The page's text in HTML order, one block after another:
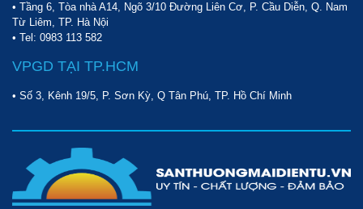
Cabi DHC 080là quyết định sáng suốt để bảo vệ thiết bị trong
gia đình bạn. Với giải độ ẩm rộng từ 30-80%, người dùng hoàn
toàn có thể sử dụng tủ để giữ an toàn cho nhiều thiết bị với các
độ ẩm lý tưởng khác nhau.
• Tầng 6, Tòa nhà A14, Ngõ 3/10 Đường Liên Cơ, P. Cầu Diễn, Q. Nam
Từ Liêm, TP. Hà Nội
• Tel: 0983 113 582
VPGD TẠI TP.HCM
• Số 3, Kênh 19/5, P. Sơn Kỳ, Q Tân Phú, TP. Hồ Chí Minh